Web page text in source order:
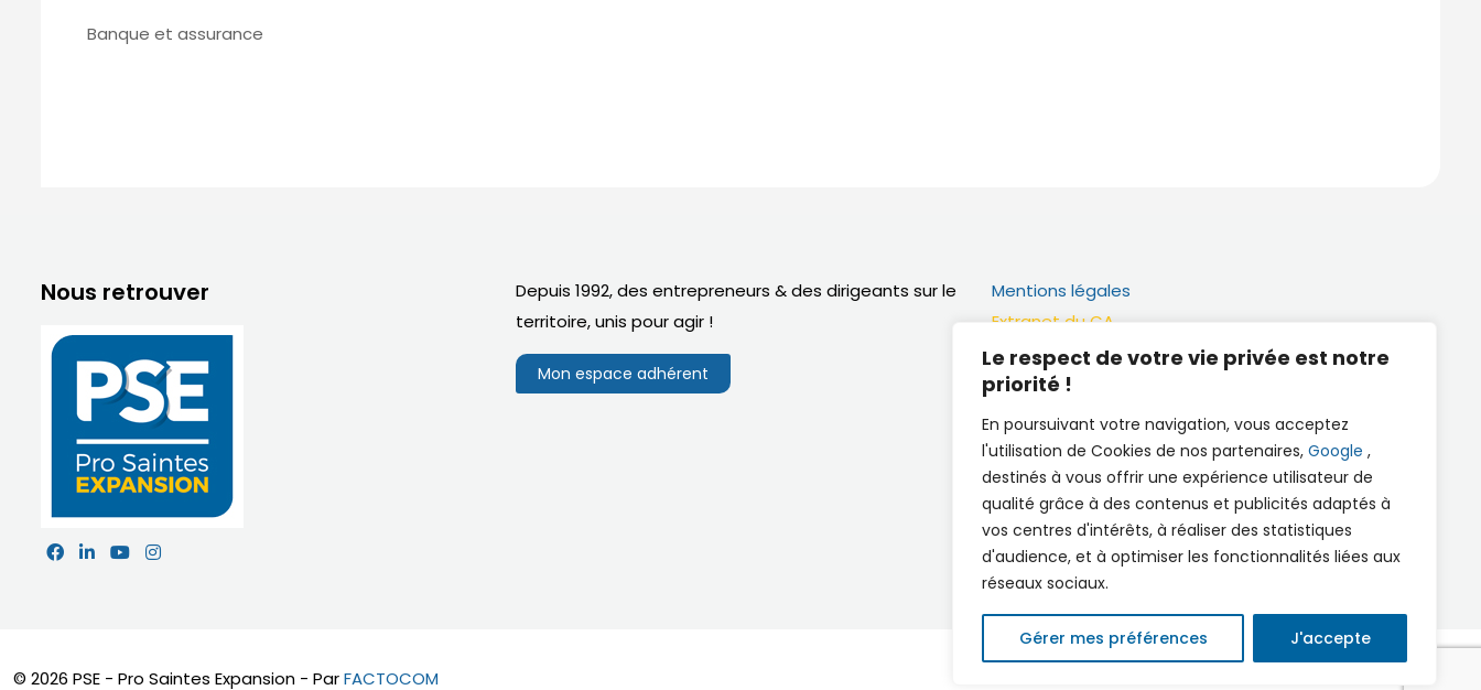
Le respect de votre vie privée est notre
priorité !
En poursuivant votre navigation, vous acceptez
l'utilisation de Cookies de nos partenaires, Google ,
destinés à vous offrir une expérience utilisateur de
qualité grâce à des contenus et publicités adaptés à
vos centres d'intérêts, à réaliser des statistiques
d'audience, et à optimiser les fonctionnalités liées aux
réseaux sociaux.
Gérer mes préférences J'accepte
Banque et assurance
Nous retrouver
Depuis 1992, des entrepreneurs & des dirigeants sur le
territoire,unis pour agir !
Mon espace adhérent
Mentions légales
Extranet du CA
Réalisation
Documents utiles
© 2026 PSE - Pro Saintes Expansion - ParFACTOCOM